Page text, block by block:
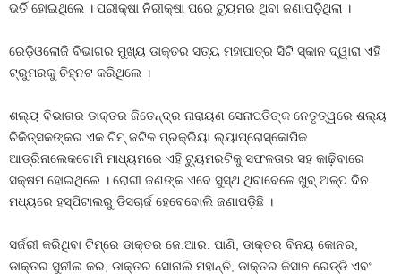
ଭର୍ତି ହୋଇଥିଲେ । ପରୀକ୍ଷା ନିରୀକ୍ଷା ପରେ ଟ୍ୟୁମର ଥିବା ଜଣାପଡ଼ିଥିଲା ।
ରେଡ଼ିଓଲୋଜି ବିଭାଗର ମୁଖ୍ୟ ଡାକ୍ତର ସତ୍ୟ ମହାପାତ୍ର ସିଟି ସ୍କାନ ଦ୍ୱାରା ଏହି
ଟ୍ରୁମରକୁ ଚିହ୍ନଟ କରିଥିଲେ ।
ଶଲ୍ୟ ବିଭାଗର ଡାକ୍ତର ଜିତେନ୍ଦ୍ର ନାରାୟଣ ସେନାପତିଙ୍କ ନେତୃତ୍ୱରେ ଶଲ୍ୟ
ଚିକିତ୍ସକଙ୍କର ଏକ ଟିମ୍ ଜଟିଳ ପ୍ରକ୍ରିୟା ଲ୍ୟାପ୍ରୋସ୍କୋପିକ
ଆଡ୍ରିନାଲେକଟୋମି ମାଧ୍ୟମରେ ଏହି ଟ୍ୟୁମରଟିକୁ ସଫଳତାର ସହ କାଢ଼ିବାରେ
ସକ୍ଷମ ହୋଇଥିଲେ । ରୋଗୀ ଜଣଙ୍କ ଏବେ ସୁସ୍ଥ ଥିବାବେଳେ ଖୁବ୍ ଅଳ୍ପ ଦିନ
ମଧ୍ୟରେ ହସ୍ପିଟାଲରୁ ଡିସଚାର୍ଜ ହେବେବୋଲି ଜଣାପଡ଼ିଛି ।
ସର୍ଜରୀ କରିଥିବା ଟିମ୍‌ରେ ଡାକ୍ତର ଜେ.ଆର. ପାଣି, ଡାକ୍ତର ବିନୟ କୋନର,
ଡାକ୍ତର ସୁନୀଲ କର, ଡାକ୍ତର ସୋନାଲି ମହାନ୍ତି, ଡାକ୍ତର କିସାନ ରେଡ୍ଡିି ଏବଂ